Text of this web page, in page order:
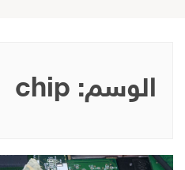
الوسم: chip